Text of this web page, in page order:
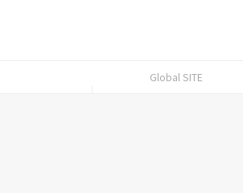
Global SITE